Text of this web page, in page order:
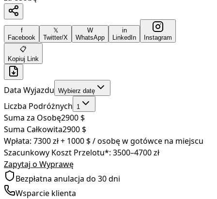
f
Facebook
𝕏
Twitter/X
W
WhatsApp
in
LinkedIn
Instagram
📋
Kopiuj Link
Data Wyjazdu Wybierz datę
Liczba Podróżnych 1
Suma za Osobę2900 $
Suma Całkowita2900 $
Wpłata: 7300zł+ 1000 $ / osobę w gotówce na miejscu
Szacunkowy Koszt Przelotu*: 3500–4700zł
Zapytaj o Wyprawę
Bezpłatna anulacja do 30 dni
Wsparcie klienta